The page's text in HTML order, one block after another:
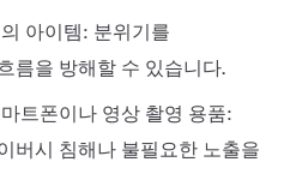
아이템: 분위기를
름을 방해할 수 있습니다.
트폰이나 영상 촬영 용품:
버시 침해나 불필요한 노출을